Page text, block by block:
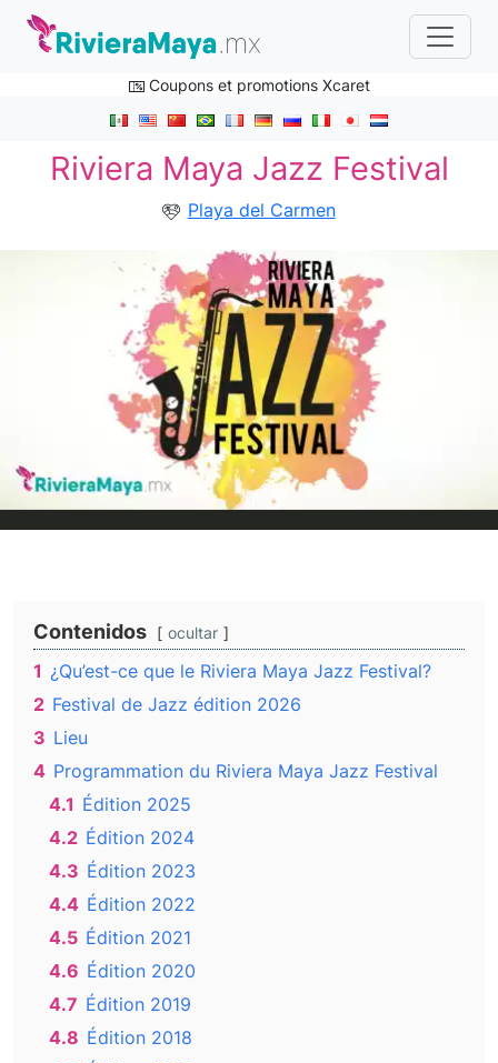
Coupons et promotions Xcaret
Riviera Maya Jazz Festival
Playa del Carmen
Contenidos ocultar
1 ¿Qu’est-ce que le Riviera Maya Jazz Festival?
2 Festival de Jazz édition 2026
3 Lieu
4 Programmation du Riviera Maya Jazz Festival
4.1 Édition 2025
4.2 Édition 2024
4.3 Édition 2023
4.4 Édition 2022
4.5 Édition 2021
4.6 Édition 2020
4.7 Édition 2019
4.8 Édition 2018